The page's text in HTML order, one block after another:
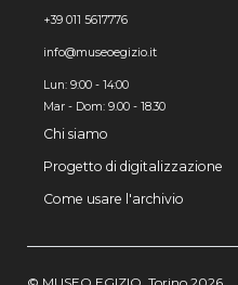
+39 011 5617776
info@museoegizio.it
Lun: 9:00 - 14:00
Mar - Dom: 9.00 - 18.30
Chi siamo
Progetto di digitalizzazione
Come usare l'archivio